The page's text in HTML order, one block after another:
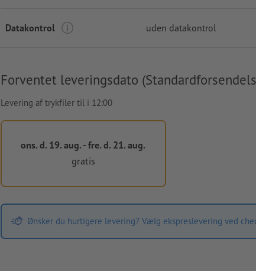
Datakontrol uden datakontrol
Forventet leveringsdato
Levering af trykfiler til i 12:00
ons. d. 19. aug. - fre. d. 21. aug.
gratis
Ønsker du hurtigere levering? Vælg ekspreslevering ved